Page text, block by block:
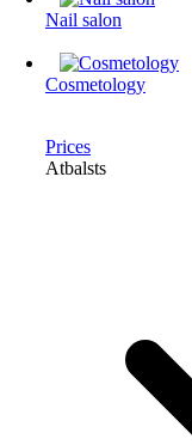
Nail salon
Cosmetology
Prices
Atbalsts